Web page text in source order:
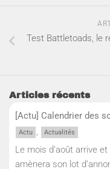
Test Battletoads, le
Articles récents
[Actu] Calendrier des
Actu , Actualités
Le mois d’août arrive
amènera son lot